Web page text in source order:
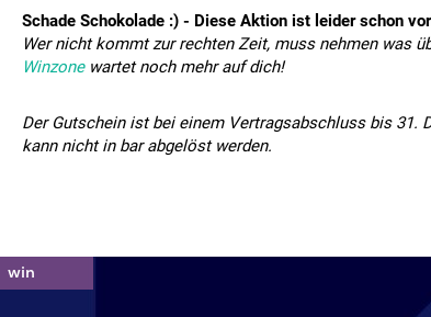
Schade Schokolade :) - Diese Aktion ist leider schon
Wer nicht kommt zur rechten Zeit, muss nehmen was
Winzonewartet noch mehr auf dich!
Der Gutschein ist bei einem Vertragsabschluss bis 31.
kann nicht in bar abgelöst werden.